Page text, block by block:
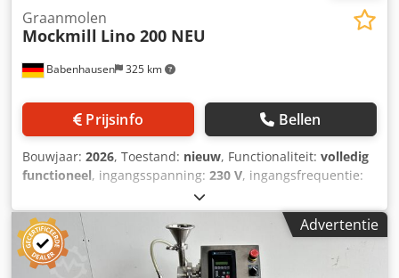
Babenhausen 325 km
Graanmolen
Mockmill Lino 200 NEU
Prijsinfo Bellen
Bouwjaar: 2026, Toestand: nieuw, Functionaliteit: volledig
functioneel, ingangsspanning: 230 V, ingangsfrequentie:
, DGUV gecertificeerd tot:
machine-/voertuignummer:2026, NIEUW - NIEUW Mockmill
Lino 200 graanmolen NIEUW - NIEUW Steenmolen voor
granen, peulvruchten en specerijen Tafelmodel van hout
Lino 200 Maalwerkturbine met een capaciteit van ca.
Advertentie